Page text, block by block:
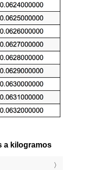
a kilogramos